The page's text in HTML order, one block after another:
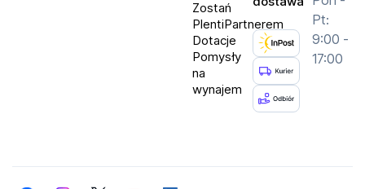
Zostań
PlentiPartnerem
Dotacje
Pomysły
na
wynajem
Pt:
9:00 -
17:00